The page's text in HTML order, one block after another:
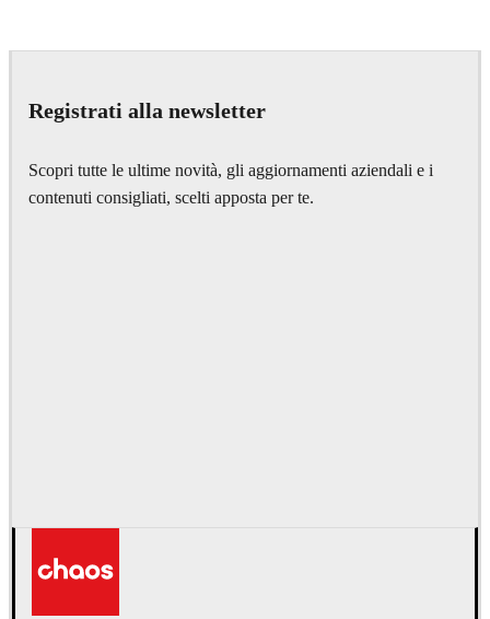
Registrati alla newsletter
Scopri tutte le ultime novità, gli aggiornamenti aziendali e i
contenuti consigliati, scelti apposta per te.